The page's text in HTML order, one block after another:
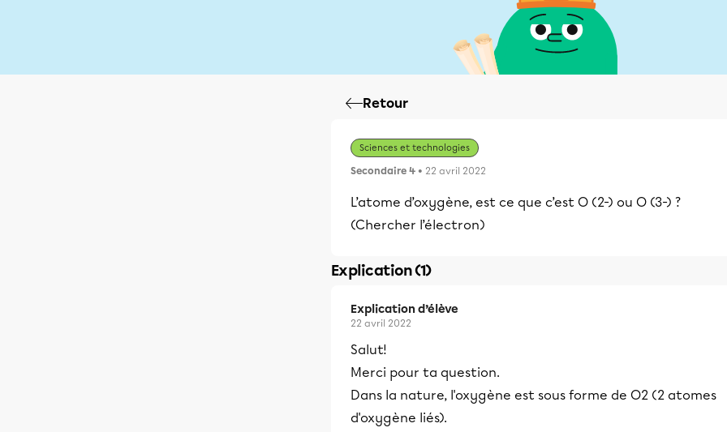
Retour
Sciences et technologies
Secondaire 4 • 22 avril 2022
L’atome d’oxygène, est ce que c’est O (2-) ou O (3-) ?
(Chercher l’électron)
Explication (1)
Explication d’élève
22 avril 2022
Salut!
Merci pour ta question.
Dans la nature, l'oxygène est sous forme de O2 (2 atomes
d'oxygène liés).